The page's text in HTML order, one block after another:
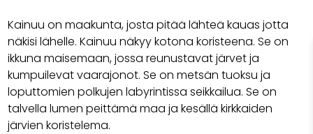
Kainuu on maakunta, josta pitää lähteä kauas jotta
näkisi lähelle. Kainuu näkyy kotona koristeena. Se on
ikkuna maisemaan, jossa reunustavat järvet ja
kumpuilevat vaarajonot. Se on metsän tuoksu ja
loputtomien polkujen labyrintissa seikkailua. Se on
talvella lumen peittämä maa ja kesällä kirkkaiden
järvien koristelema.